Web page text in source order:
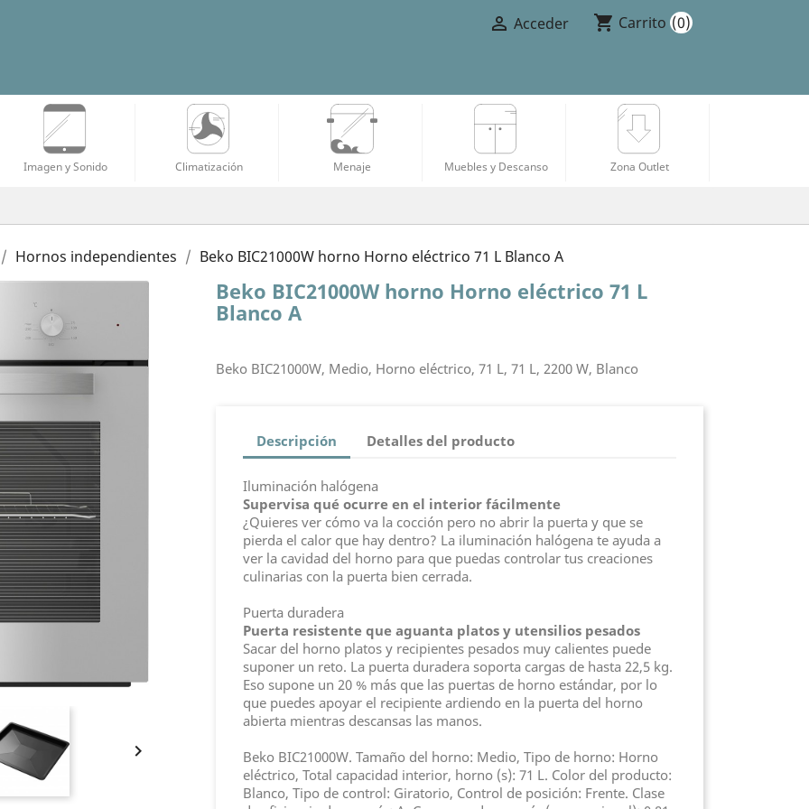
 Acceder shopping_cart Carrito (0)
Imagen y Sonido Climatización Menaje Muebles y Descanso Zona Outlet
Hornos independientes Beko BIC21000W horno Horno eléctrico 71 L Blanco A

Beko BIC21000W horno Horno eléctrico 71 L
Blanco A
Beko BIC21000W, Medio, Horno eléctrico, 71 L, 71 L, 2200 W, Blanco
Descripción Detalles del producto
Iluminación halógena
Supervisa qué ocurre en el interior fácilmente
¿Quieres ver cómo va la cocción pero no abrir la puerta y que se
pierda el calor que hay dentro? La iluminación halógena te ayuda a
ver la cavidad del horno para que puedas controlar tus creaciones
culinarias con la puerta bien cerrada.
Puerta duradera
Puerta resistente que aguanta platos y utensilios pesados
Sacar del horno platos y recipientes pesados muy calientes puede
suponer un reto. La puerta duradera soporta cargas de hasta 22,5 kg.
Eso supone un 20 % más que las puertas de horno estándar, por lo
que puedes apoyar el recipiente ardiendo en la puerta del horno
abierta mientras descansas las manos.
Beko BIC21000W. Tamaño del horno: Medio, Tipo de horno: Horno
eléctrico, Total capacidad interior, horno (s): 71 L. Color del producto:
Blanco, Tipo de control: Giratorio, Control de posición: Frente. Clase